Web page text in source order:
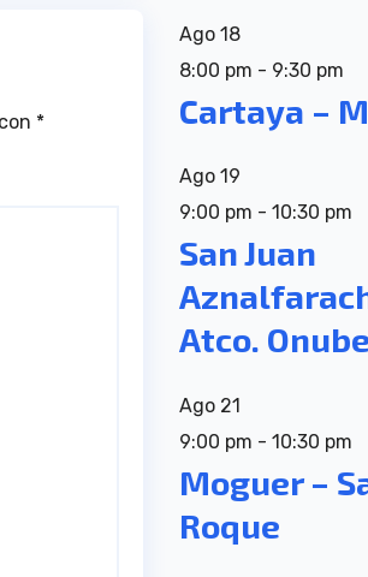
*
Ago 18
8:00 pm - 9:30 pm
Cartaya –
Ago 19
9:00 pm - 10:30 pm
San Juan
Atco.
Ago 21
9:00 pm - 10:30 pm
Moguer –
Roque